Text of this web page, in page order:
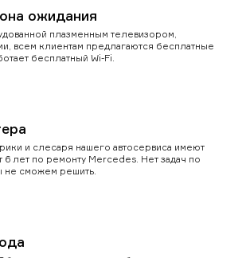
ожидания
плазменным телевизором,
всем клиентам предлагаются бесплатные
бесплатный Wi-Fi.
и слесаря нашего автосервиса имеют
6 лет по ремонту Mercedes. Нет задач по
не сможем решить.